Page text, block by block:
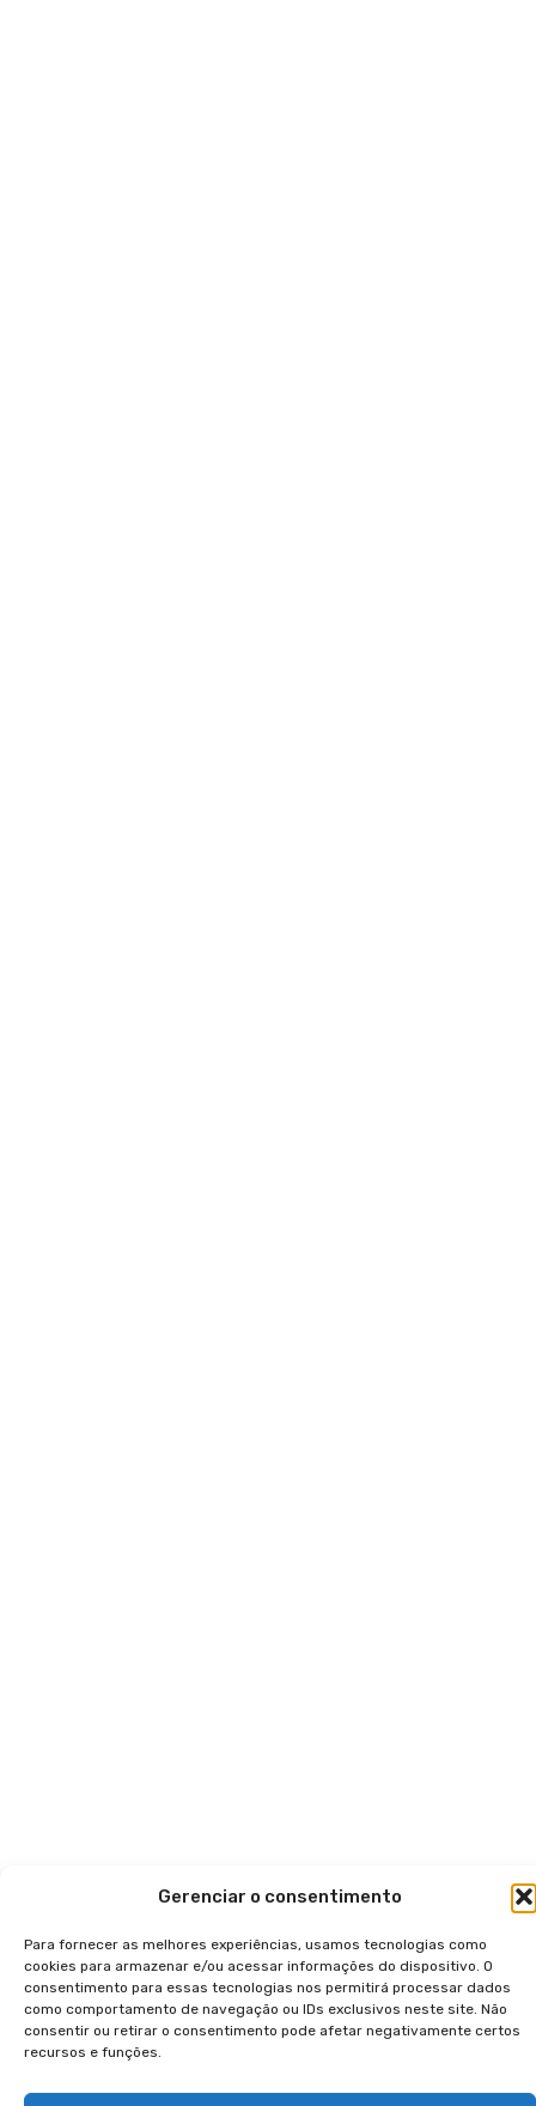
Gerenciar o consentimento
Para fornecer as melhores experiências, usamos tecnologias como
cookies para armazenar e/ou acessar informações do dispositivo. O
consentimento para essas tecnologias nos permitirá processar dados
como comportamento de navegação ou IDs exclusivos neste site. Não
consentir ou retirar o consentimento pode afetar negativamente certos
recursos e funções.